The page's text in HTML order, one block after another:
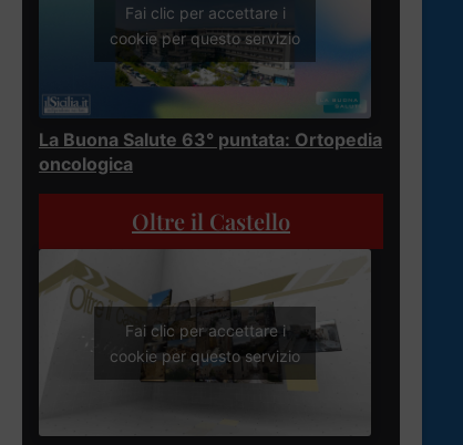
Fai clic per accettare i
cookie per questo servizio
La Buona Salute 63° puntata: Ortopedia
oncologica
Oltre il Castello
Fai clic per accettare i
cookie per questo servizio